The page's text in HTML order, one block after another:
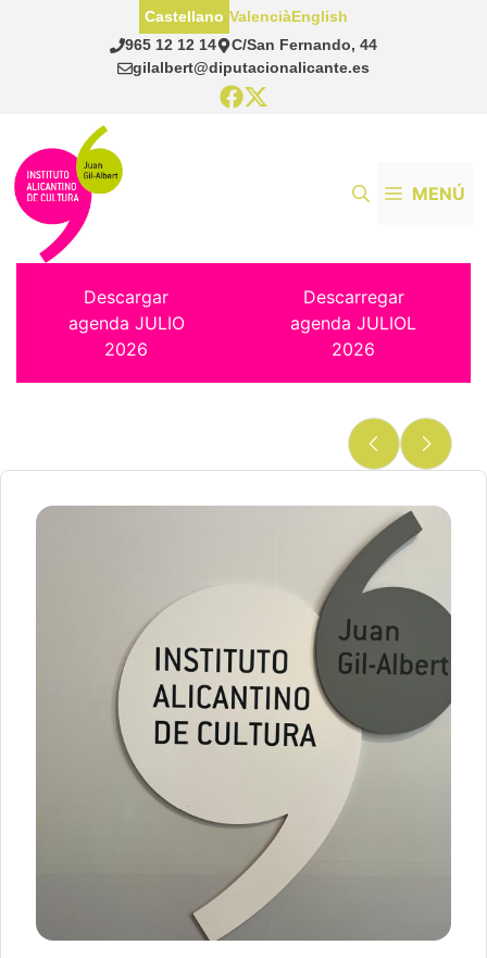
965 12 12 14
C/San Fernando, 44
gilalbert@diputacionalicante.es
Castellano ValenciàEnglish
MENÚ
Descargar
agenda JULIO
2026
Descarregar
agenda JULIOL
2026